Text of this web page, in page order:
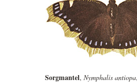
Sorgmantel, Nymphalis antiopa